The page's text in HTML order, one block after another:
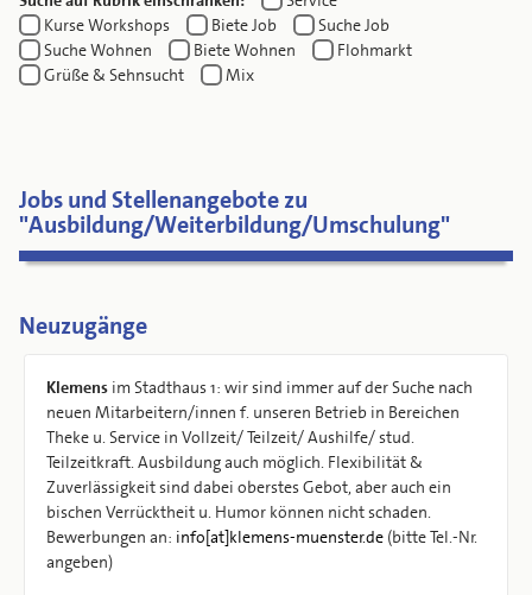
Kurse Workshops
Biete Job
Suche Job
Suche Wohnen
Biete Wohnen
Flohmarkt
Grüße & Sehnsucht
Mix
Jobs und Stellenangebote zu
"Ausbildung/Weiterbildung/Umschulung"
Neuzugänge
Klemensim Stadthaus 1: wir sind immer auf der Suche nach
neuen Mitarbeitern/innen f. unseren Betrieb in Bereichen
Theke u. Service in Vollzeit/ Teilzeit/ Aushilfe/ stud.
Teilzeitkraft. Ausbildung auch möglich. Flexibilität &
Zuverlässigkeit sind dabei oberstes Gebot, aber auch ein
bischen Verrücktheit u. Humor können nicht schaden.
Bewerbungen an: info[at]klemens-muenster.de(bitte Tel.-Nr.
angeben)